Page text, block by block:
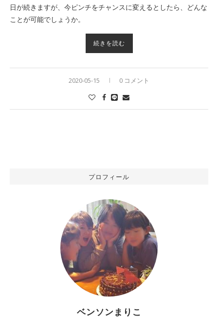
日が続きますが、今ピンチをチャンスに変えるとしたら、どんな
ことが可能でしょうか。
続きを読む
2020-05-15 0 コメント
プロフィール
ベンソンまりこ